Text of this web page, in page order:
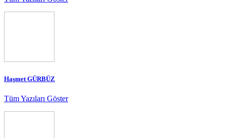
Haşmet GÜRBÜZ
Tüm Yazıları Göster